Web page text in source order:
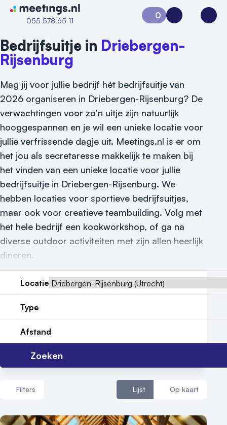
Naar home van Meetings
055 578 65 11
Vraag locatie aan
Locatiegids
Meld locatie aan
Nieuws
Reviews (5⭐️)
0
Aanvraag 0Inloggen
Bedrijfsuitje in Driebergen-
Rijsenburg
Mag jij voor jullie bedrijf hét bedrijfsuitje van
2026 organiseren in Driebergen-Rijsenburg? De
verwachtingen voor zo’n uitje zijn natuurlijk
hooggespannen en je wil een unieke locatie voor
jullie verfrissende dagje uit. Meetings.nl is er om
het jou als secretaresse makkelijk te maken bij
het vinden van een unieke locatie voor jullie
bedrijfsuitje in Driebergen-Rijsenburg. We
hebben locaties voor sportieve bedrijfsuitjes,
maar ook voor creatieve teambuilding. Volg met
het hele bedrijf een kookworkshop, of ga na
diverse outdoor activiteiten met zijn allen heerlijk
dineren.
Locatie
Type
Afstand
Zoeken
Filters Lijst Op kaart